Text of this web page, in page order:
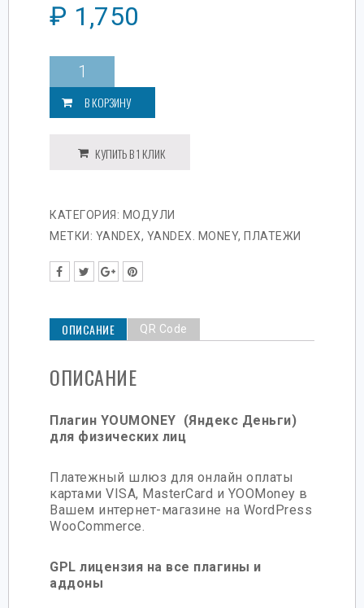
₽ 1,750
Количество
Плагин
YOOMONEY
(Яндекс.
лицам
В КОРЗИНУ
КУПИТЬ В 1 КЛИК
КАТЕГОРИЯ: МОДУЛИ
МЕТКИ: YANDEX, YANDEX. MONEY, ПЛАТЕЖИ
ОПИСАНИЕ QR Code
ОПИСАНИЕ
Плагин YOUMONEY (Яндекс Деньги)
для физических лиц
Платежный шлюз для онлайн оплаты
картами VISA, MasterCard и YOOMoney в
Вашем интернет-магазине на WordPress
WooCommerce.
GPL лицензия на все плагины и
аддоны